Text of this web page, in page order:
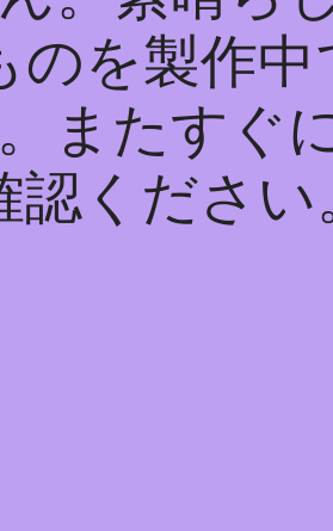
のを製作中
またすぐ
認ください